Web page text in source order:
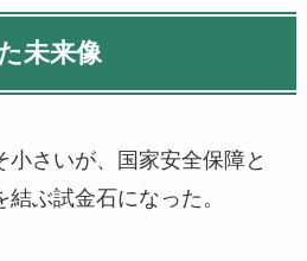
未来像
さいが、国家安全保障と
ぶ試金石になった。